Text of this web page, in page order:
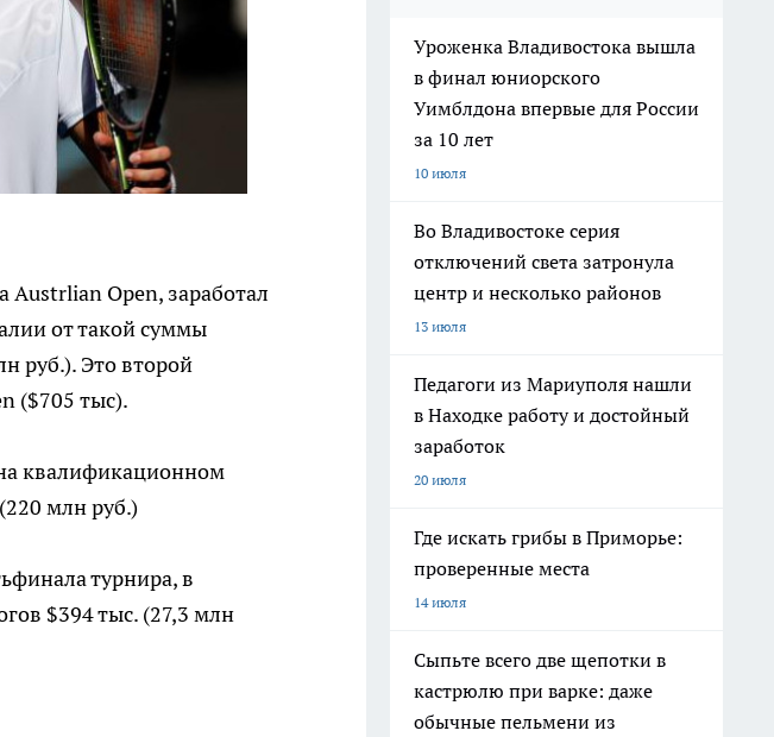
Open, заработал
от такой суммы
руб.). Это второй
($705 тыс).
квалификационном
млн руб.)
турнира, в
$394 тыс. (27,3 млн
Уроженка Владивостока вышла
в финал юниорского
Уимблдона впервые для России
за 10 лет
10 июля
Во Владивостоке серия
отключений света затронула
центр и несколько районов
13 июля
Педагоги из Мариуполя нашли
в Находке работу и достойный
заработок
20 июля
Где искать грибы в Приморье:
проверенные места
14 июля
Сыпьте всего две щепотки в
кастрюлю при варке: даже
обычные пельмени из